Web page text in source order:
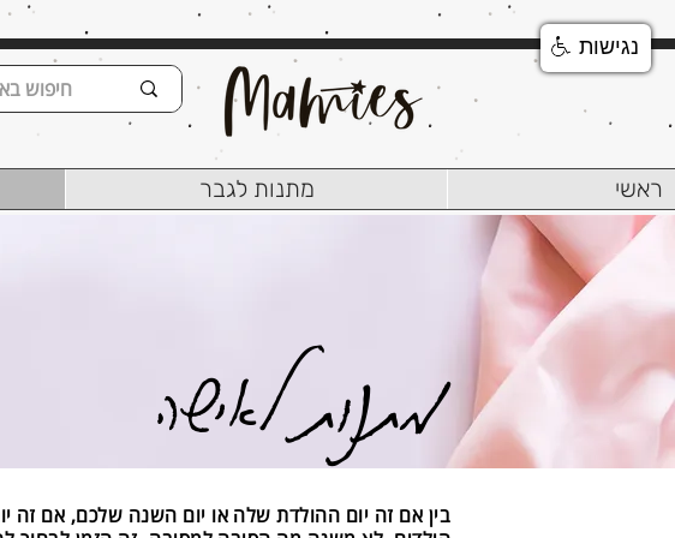
ראשי מתנות לגבר
מתנות לאישה
בין אם זה יום ההולדת שלה או יום השנה שלכם, אם זה
נגישות